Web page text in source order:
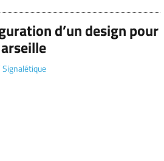
d’un design pour
Signalétique